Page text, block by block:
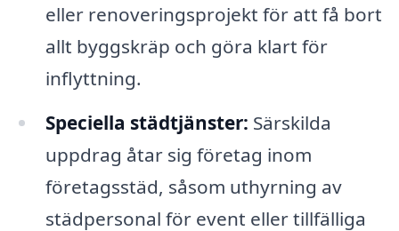
eller renoveringsprojekt för att få bort
allt byggskräp och göra klart för
inflyttning.
Speciella städtjänster: Särskilda
uppdrag åtar sig företag inom
företagsstäd, såsom uthyrning av
städpersonal för event eller tillfälliga